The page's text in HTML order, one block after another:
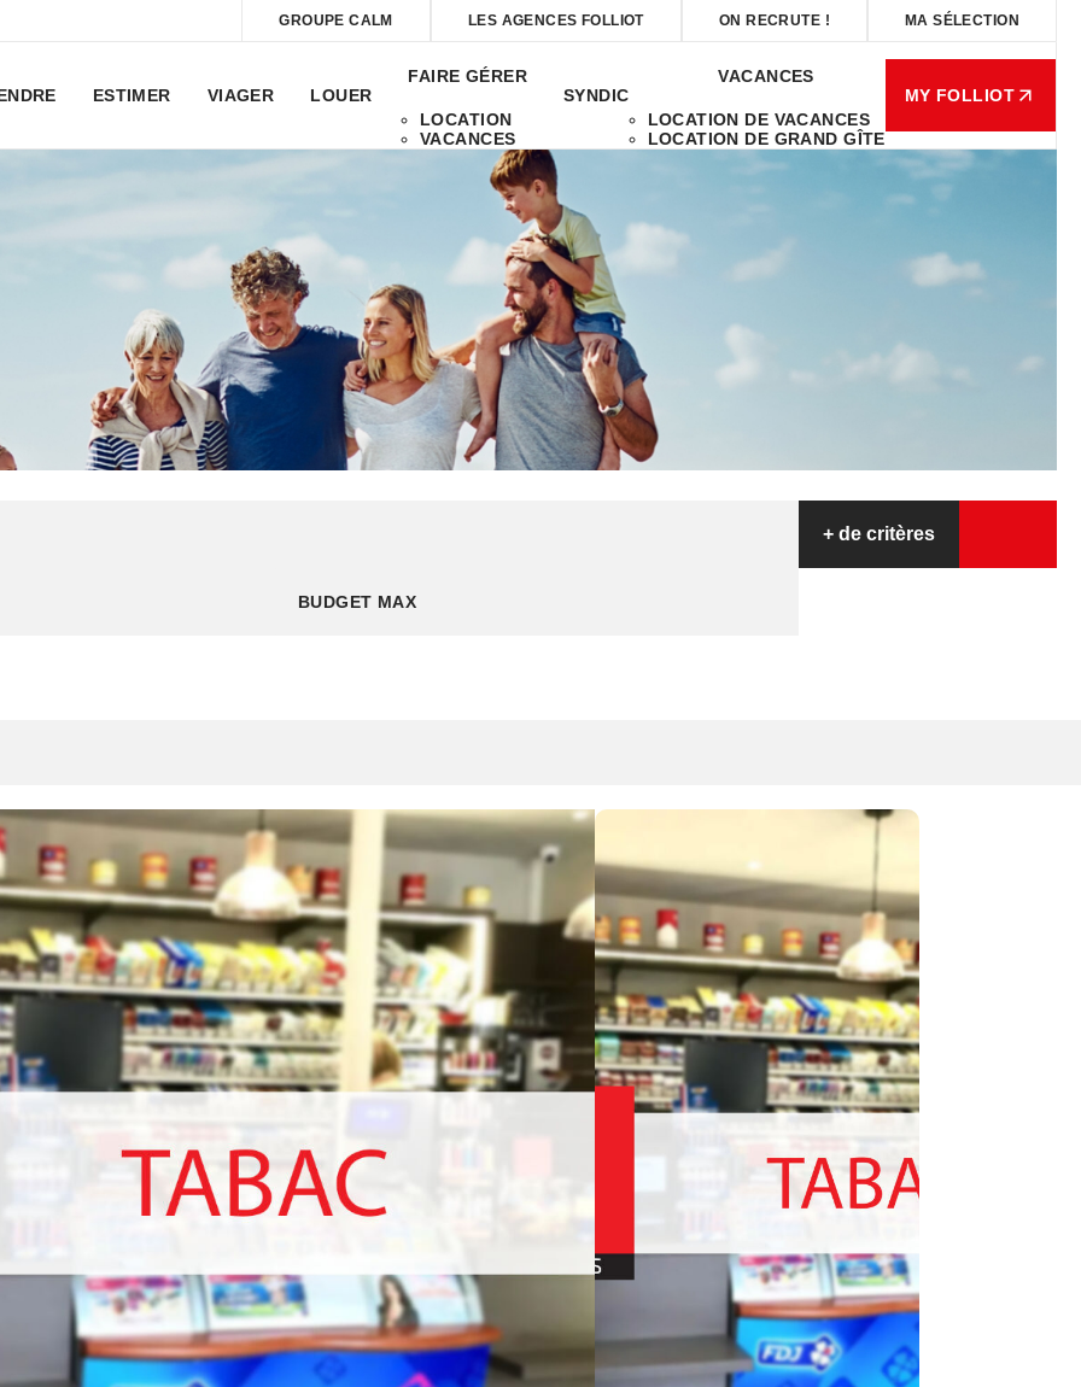
GROUPE CALM LES AGENCES FOLLIOT ON RECRUTE ! MA SÉLECTION
ESTIMER VIAGER LOUER
FAIRE GÉRER
LOCATION
VACANCES
SYNDIC
VACANCES
LOCATION DE VACANCES
LOCATION DE GRAND GÎTE
MY FOLLIOT
+ de critères